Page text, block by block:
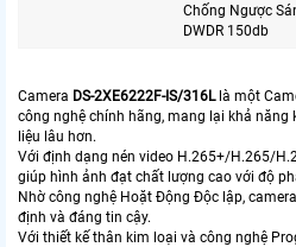
Chống Ngược
DWDR 150db
Camera DS-2XE6222F-IS/316Llà một
công nghệ chính hãng, mang lại khả năng
liệu lâu hơn.
Với định dạng nén video H.265+/H.265/
giúp hình ảnh đạt chất lượng cao với độ
Nhờ công nghệ Hoặt Động Độc lập,
định và đáng tin cậy.
Với thiết kế thân kim loại và công nghệ